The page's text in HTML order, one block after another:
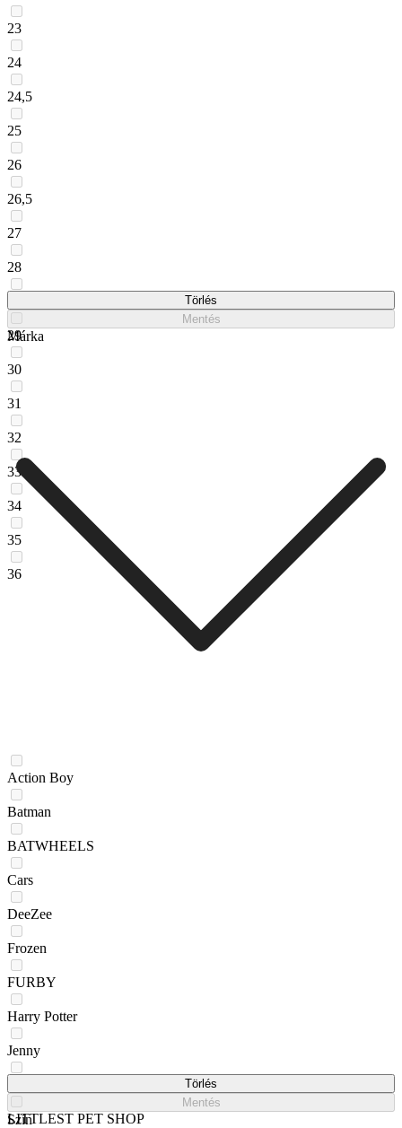
23
24
24,5
25
26
26,5
27
28
29
30
31
32
33
34
35
36
Törlés
Mentés
Márka
Action Boy
Batman
BATWHEELS
Cars
DeeZee
Frozen
FURBY
Harry Potter
Jenny
LITTLEST PET SHOP
Törlés
Mentés
Szín